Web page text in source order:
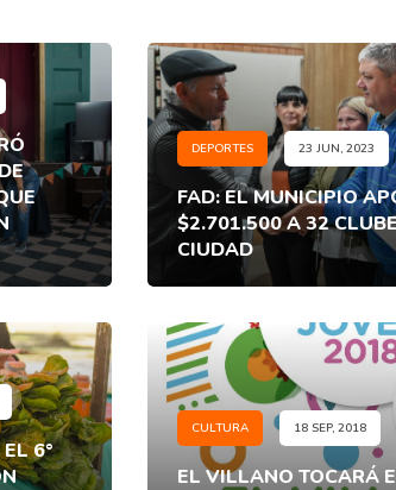
DEPORTES 23 JUN, 2023
FAD: EL MUNICIPIO
$2.701.500 A 32
CIUDAD
6°
CULTURA 18 SEP, 2018
EL VILLANO TOCARÁ